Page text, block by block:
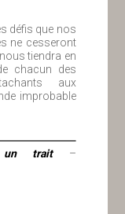
défis que nos
ne cesseront
tiendra en
chacun des
aux
improbable
trait–